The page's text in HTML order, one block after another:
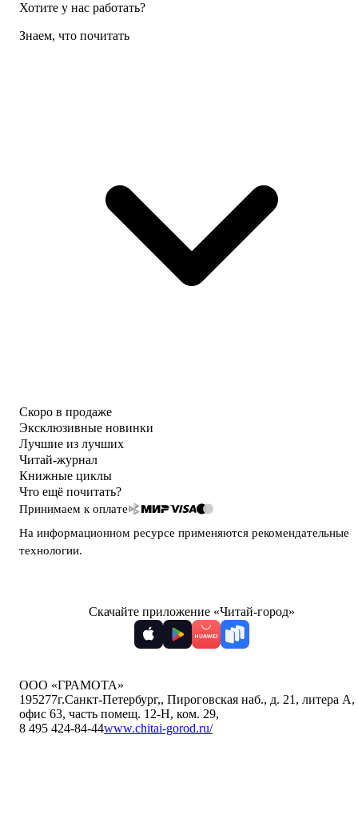
Хотите у нас работать?
Знаем, что почитать
Скоро в продаже
Эксклюзивные новинки
Лучшие из лучших
Читай-журнал
Книжные циклы
Что ещё почитать?
Принимаем к оплате
На информационном ресурсе применяются рекомендательные
технологии.
Скачайте приложение «Читай-город»
ООО «ГРАМОТА»
195277г.Санкт-Петербург,, Пироговская наб., д. 21, литера А,
офис 63, часть помещ. 12-Н, ком. 29,
8 495 424-84-44www.chitai-gorod.ru/